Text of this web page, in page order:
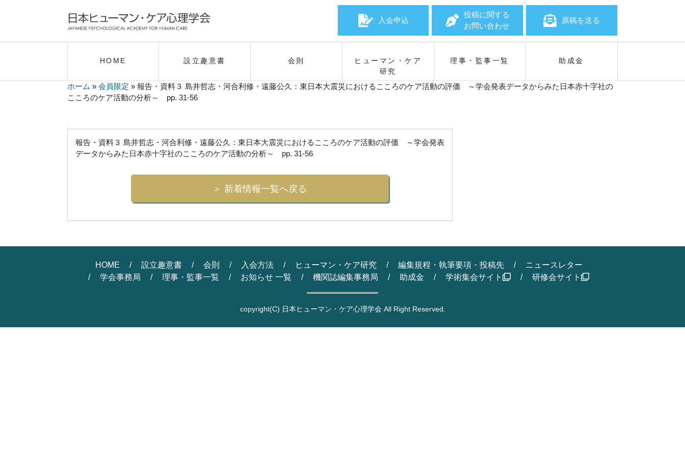
原稿を送る
投稿に関する
お問い合わせ
入会申込
HOME 設立趣意書 会則
ヒューマン・ケア
研究
理事・監事一覧 助成金
ホーム » 会員限定 » 報告・資料３ 島井哲志・河合利修・遠藤公久：東日本大震災におけるこころのケア活動の評価 ～学会発表データからみた日本赤十字社の
こころのケア活動の分析～ pp. 31-56
報告・資料３ 島井哲志・河合利修・遠藤公久：東日本大震災におけるこころのケア活動の評価 ～学会発表
データからみた日本赤十字社のこころのケア活動の分析～ pp. 31-56
新着情報一覧へ戻る
HOME 設立趣意書 会則 入会方法 ヒューマン・ケア研究 編集規程・執筆要項・投稿先
ニュースレター
学会事務局
理事・監事一覧 お知らせ 一覧 機関誌編集事務局 助成金 学術集会サイト 研修会サイト
copyright(C) 日本ヒューマン・ケア心理学会 All Right Reserved.